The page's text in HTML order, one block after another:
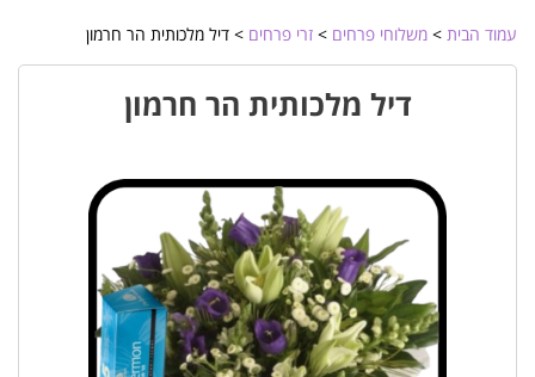
עמוד הבית > משלוחי פרחים > זרי פרחים > דיל מלכותית הר חרמון
דיל מלכותית הר חרמון